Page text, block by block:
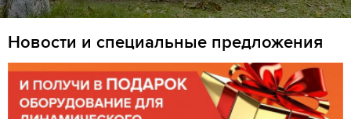
Новости и специальные предложения